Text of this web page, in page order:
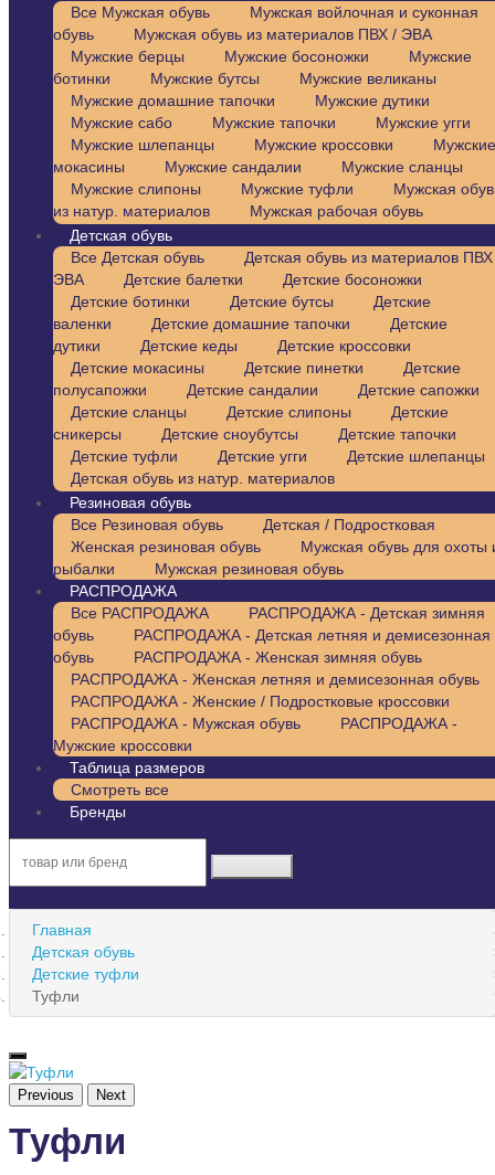
Все Мужская обувь
Мужская войлочная и суконная
обувь
Мужская обувь из материалов ПВХ / ЭВА
Мужские берцы
Мужские босоножки
Мужские
ботинки
Мужские бутсы
Мужские великаны
Мужские домашние тапочки
Мужские дутики
Мужские сабо
Мужские тапочки
Мужские угги
Мужские шлепанцы
Мужские кроссовки
Мужские
мокасины
Мужские сандалии
Мужские сланцы
Мужские слипоны
Мужские туфли
Мужская
из натур. материалов
Мужская рабочая обувь
Детская обувь
Все Детская обувь
Детская обувь из материалов
ЭВА
Детские балетки
Детские босоножки
Детские ботинки
Детские бутсы
Детские
валенки
Детские домашние тапочки
Детские
дутики
Детские кеды
Детские кроссовки
Детские мокасины
Детские пинетки
Детские
полусапожки
Детские сандалии
Детские сапожки
Детские сланцы
Детские слипоны
Детские
сникерсы
Детские сноубутсы
Детские тапочки
Детские туфли
Детские угги
Детские шлепанцы
Детская обувь из натур. материалов
Резиновая обувь
Все Резиновая обувь
Детская / Подростковая
Женская резиновая обувь
Мужская обувь для охоты
рыбалки
Мужская резиновая обувь
РАСПРОДАЖА
Все РАСПРОДАЖА
РАСПРОДАЖА - Детская зимняя
обувь
РАСПРОДАЖА - Детская летняя и демисезонная
обувь
РАСПРОДАЖА - Женская зимняя обувь
РАСПРОДАЖА - Женская летняя и демисезонная обувь
РАСПРОДАЖА - Женские / Подростковые кроссовки
РАСПРОДАЖА - Мужская обувь
РАСПРОДАЖА -
Мужские кроссовки
Таблица размеров
Смотреть все
Бренды
Главная
Детская обувь
Детские туфли
Туфли
Previous Next
Туфли